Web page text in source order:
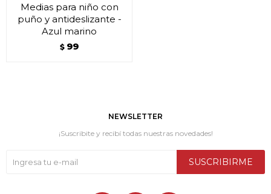
Medias para niño con
puño y antideslizante -
Azul marino
$ 99
NEWSLETTER
¡Suscribite y recibí todas nuestras novedades!
SUSCRIBIRME